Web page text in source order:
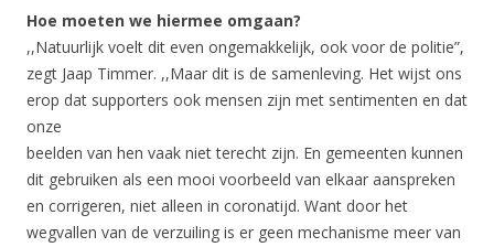
Hoe moeten we hiermee omgaan?
,,Natuurlijk voelt dit even ongemakkelijk, ook voor de politie”,
zegt Jaap Timmer. ,,Maar dit is de samenleving. Het wijst ons
erop dat supporters ook mensen zijn met sentimenten en dat
onze
beelden van hen vaak niet terecht zijn. En gemeenten kunnen
dit gebruiken als een mooi voorbeeld van elkaar aanspreken
en corrigeren, niet alleen in coronatijd. Want door het
wegvallen van de verzuiling is er geen mechanisme meer van